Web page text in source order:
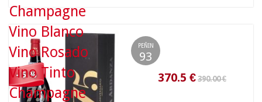
- 5 %
PEÑIN
93
Champagne
Vino Blanco
Vino Rosado
Vino Tinto
Champagne